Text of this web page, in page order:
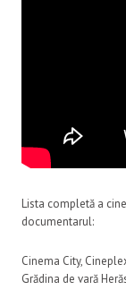
Lista completă a
documentarul:
Cinema City,
Grădina de vară